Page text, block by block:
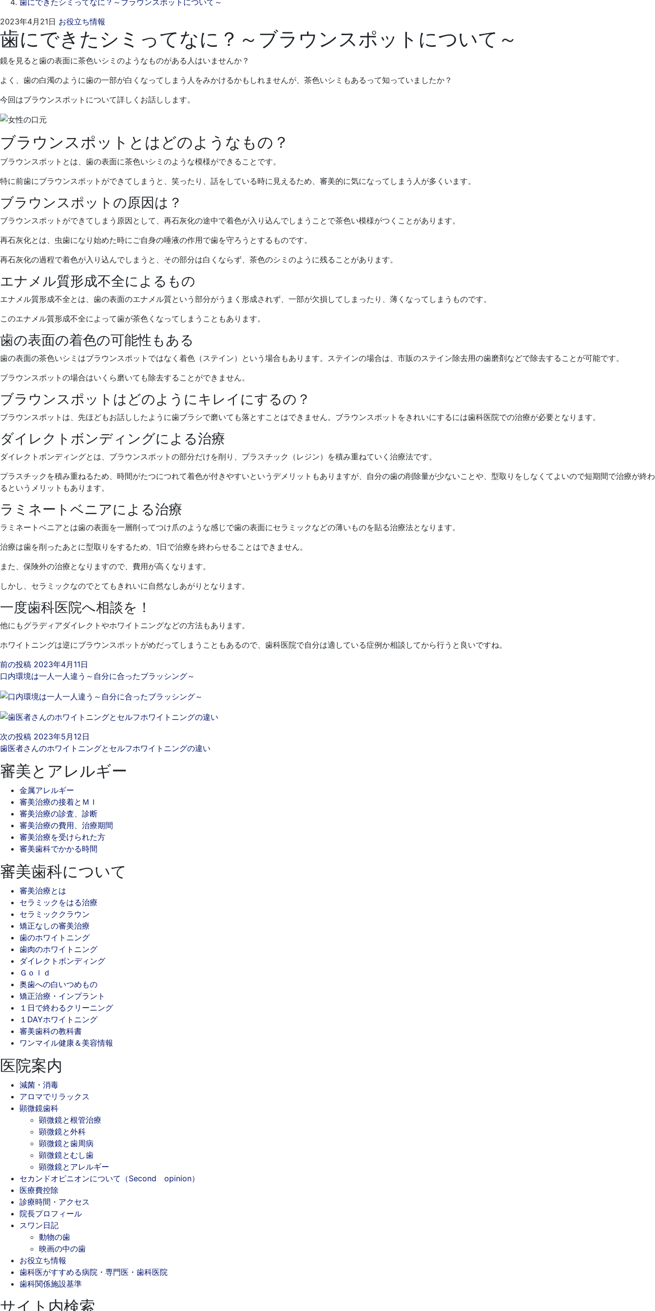
2023年4月21日 お役立ち情報
年
3
月
日
ワ
ン
デ
タ
ク
ッ
ク
歯にできたシミってなに？～ブラウンスポットについて～
鏡を見ると歯の表面に茶色いシミのようなものがある人はいませんか？
よく、歯の白濁のように歯の一部が白くなってしまう人をみかけるかもしれませんが、茶色いシミもあるって知っていましたか？
今回はブラウンスポットについて詳しくお話しします。
ブラウンスポットとはどのようなもの？
ブラウンスポットとは、歯の表面に茶色いシミのような模様ができることです。
特に前歯にブラウンスポットができてしまうと、笑ったり、話をしている時に見えるため、審美的に気になってしまう人が多くいます。
ブラウンスポットの原因は？
ブラウンスポットができてしまう原因として、再石灰化の途中で着色が入り込んでしまうことで茶色い模様がつくことがあります。
再石灰化とは、虫歯になり始めた時にご自身の唾液の作用で歯を守ろうとするものです。
再石灰化の過程で着色が入り込んでしまうと、その部分は白くならず、茶色のシミのように残ることがあります。
エナメル質形成不全によるもの
エナメル質形成不全とは、歯の表面のエナメル質という部分がうまく形成されず、一部が欠損してしまったり、薄くなってしまうものです。
このエナメル質形成不全によって歯が茶色くなってしまうこともあります。
歯の表面の着色の可能性もある
歯の表面の茶色いシミはブラウンスポットではなく着色（ステイン）という場合もあります。ステインの場合は、市販のステイン除去用の歯磨剤などで除去することが可能です。
ブラウンスポットの場合はいくら磨いても除去することができません。
ブラウンスポットはどのようにキレイにするの？
ブラウンスポットは、先ほどもお話ししたように歯ブラシで磨いても落とすことはできません。ブラウンスポットをきれいにするには歯科医院での治療が必要となります。
ダイレクトボンディングによる治療
ダイレクトボンディングとは、ブラウンスポットの部分だけを削り、プラスチック（レジン）を積み重ねていく治療法です。
プラスチックを積み重ねるため、時間がたつにつれて着色が付きやすいというデメリットもありますが、自分の歯の削除量が少ないことや、型取りをしなくてよいので短期間で治療が終わ
るというメリットもあります。
ラミネートベニアによる治療
ラミネートベニアとは歯の表面を一層削ってつけ爪のような感じで歯の表面にセラミックなどの薄いものを貼る治療法となります。
治療は歯を削ったあとに型取りをするため、1日で治療を終わらせることはできません。
また、保険外の治療となりますので、費用が高くなります。
しかし、セラミックなのでとてもきれいに自然なしあがりとなります。
一度歯科医院へ相談を！
他にもグラディアダイレクトやホワイトニングなどの方法もあります。
ホワイトニングは逆にブラウンスポットがめだってしまうこともあるので、歯科医院で自分は適している症例か相談してから行うと良いですね。
前の投稿 2023年4月11日
口内環境は一人一人違う～自分に合ったブラッシング～
次の投稿 2023年5月12日
歯医者さんのホワイトニングとセルフホワイトニングの違い
審美とアレルギー
金属アレルギー
審美治療の接着とＭＩ
審美治療の診査、診断
審美治療の費用、治療期間
審美治療を受けられた方
審美歯科でかかる時間
審美歯科について
審美治療とは
セラミックをはる治療
セラミッククラウン
矯正なしの審美治療
歯のホワイトニング
歯肉のホワイトニング
ダイレクトボンディング
Ｇｏｌｄ
奥歯への白いつめもの
矯正治療・インプラント
１日で終わるクリーニング
１DAYホワイトニング
審美歯科の教科書
ワンマイル健康＆美容情報
医院案内
減菌・消毒
アロマでリラックス
顕微鏡歯科
顕微鏡と根管治療
顕微鏡と外科
顕微鏡と歯周病
顕微鏡とむし歯
顕微鏡とアレルギー
セカンドオピニオンについて（Second opinion）
医療費控除
診療時間・アクセス
院長プロフィール
スワン日記
動物の歯
映画の中の歯
お役立ち情報
歯科医がすすめる病院・専門医・歯科医院
歯科関係施設基準
サイト内検索